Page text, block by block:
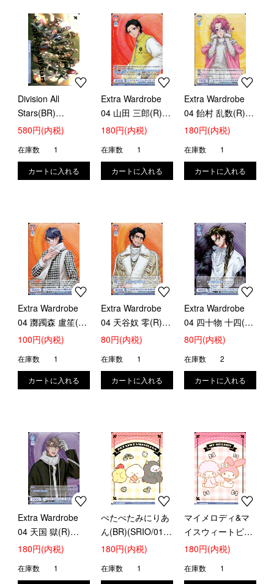
Division All
Stars(BR)
(HPMI/01B-067B)
580円(内税)
在庫数 1
Extra Wardrobe
04 山田 三郎(R)
(HPMI/01B-027)
180円(内税)
在庫数 1
Extra Wardrobe
04 飴村 乱数(R)
(HPMI/01B-006)
180円(内税)
在庫数 1
Extra Wardrobe
04 躑躅森 盧笙(R)
(HPMI/01B-032)
100円(内税)
在庫数 1
Extra Wardrobe
04 天谷奴 零(R)
(HPMI/01B-030)
80円(内税)
在庫数 1
Extra Wardrobe
04 四十物 十四(R)
(HPMI/01B-053)
80円(内税)
在庫数 2
Extra Wardrobe
04 天国 獄(R)
(HPMI/01B-050)
180円(内税)
在庫数 1
ぺたぺたみにりあ
ん(BR)(SRIO/01B-
007B)
180円(内税)
在庫数 1
マイメロディ&マ
イスウィートピア
ノ(BR)(SRIO/01B-
180円(内税)
在庫数 1